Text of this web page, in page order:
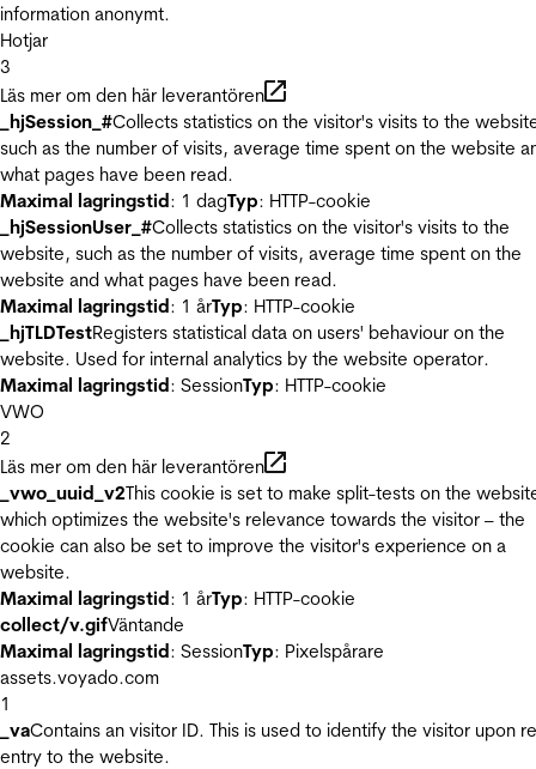
information anonymt.
Hotjar
3
Läs mer om den här leverantören
_hjSession_#Collects statistics on the visitor's visits to the
such as the number of visits, average time spent on the website
what pages have been read.
Maximal lagringstid: 1 dagTyp: HTTP-cookie
_hjSessionUser_#Collects statistics on the visitor's visits to the
website, such as the number of visits, average time spent on the
website and what pages have been read.
Maximal lagringstid: 1 årTyp: HTTP-cookie
_hjTLDTestRegisters statistical data on users' behaviour on the
website. Used for internal analytics by the website operator.
Maximal lagringstid: SessionTyp: HTTP-cookie
VWO
2
Läs mer om den här leverantören
_vwo_uuid_v2This cookie is set to make split-tests on the
which optimizes the website's relevance towards the visitor – the
cookie can also be set to improve the visitor's experience on a
website.
Maximal lagringstid: 1 årTyp: HTTP-cookie
collect/v.gifVäntande
Maximal lagringstid: SessionTyp: Pixelspårare
assets.voyado.com
1
_vaContains an visitor ID. This is used to identify the visitor upon
entry to the website.